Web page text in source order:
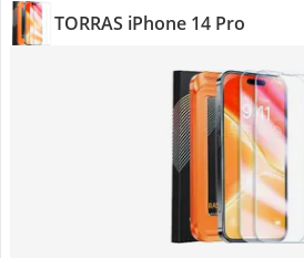
TORRAS iPhone 14 Pro